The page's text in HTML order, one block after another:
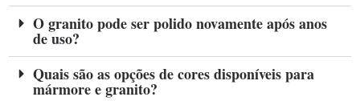
O granito pode ser polido novamente após anos
de uso?
Quais são as opções de cores disponíveis para
mármore e granito?